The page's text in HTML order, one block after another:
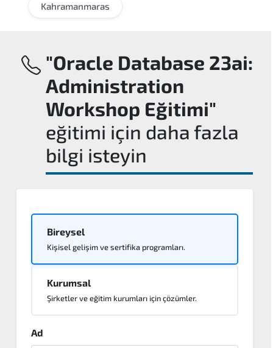
Kahramanmaras
"Oracle Database 23ai:
Administration
Workshop Eğitimi"
eğitimi için daha fazla
bilgi isteyin
Bireysel
Kişisel gelişim ve sertifika programları.
Kurumsal
Şirketler ve eğitim kurumları için çözümler.
Ad